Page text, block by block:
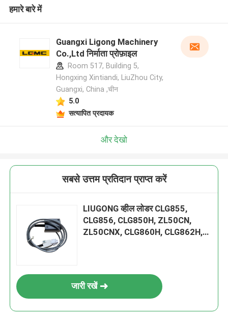
हमारे बारे में
Guangxi Ligong Machinery
Co.,Ltd निर्माता प्रोफ़ाइल
Room 517, Building 5,
Hongxing Xintiandi, LiuZhou City,
Guangxi, China ,चीन
5.0
सत्यापित प्रदायक
और देखो
सबसे उत्तम प्रतिदान प्राप्त करें
LIUGONG व्हील लोडर CLG855,
CLG856, CLG850H, ZL50CN,
ZL50CNX, CLG860H, CLG862H,
जारी रखें